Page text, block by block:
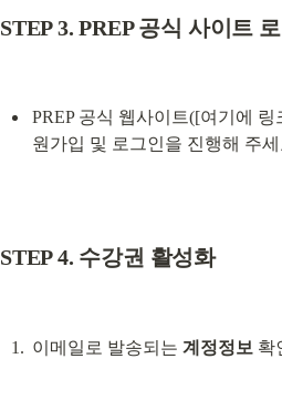
STEP 3. PREP 공식 사이트
PREP 공식 웹사이트([여기에
원가입 및 로그인을 진행해 주세
STEP 4. 수강권 활성화
이메일로 발송되는 계정정보 확